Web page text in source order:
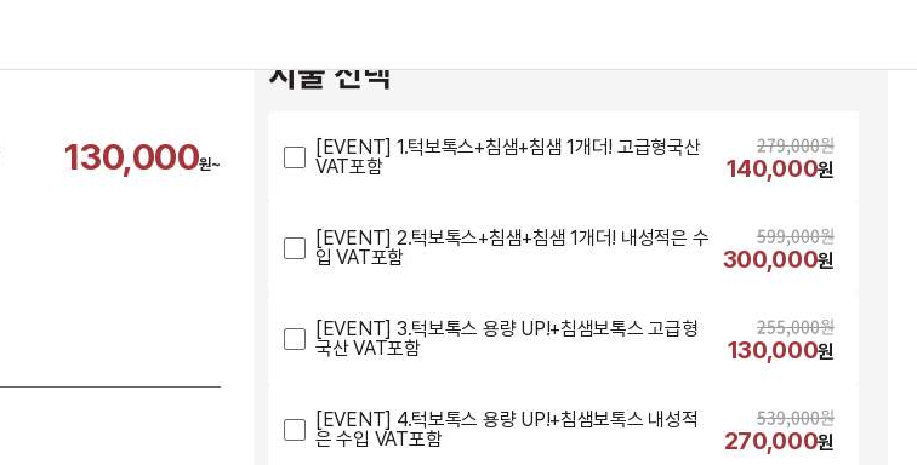
130,000원~
시술 선택
[EVENT] 1.턱보톡스+침샘+침샘 1개더! 고급형국산
VAT포함
279,000원
140,000원
[EVENT] 2.턱보톡스+침샘+침샘 1개더! 내성적은 수
입 VAT포함
599,000원
300,000원
[EVENT] 3.턱보톡스 용량 UP!+침샘보톡스 고급형
국산 VAT포함
255,000원
130,000원
[EVENT] 4.턱보톡스 용량 UP!+침샘보톡스 내성적
은 수입 VAT포함
539,000원
270,000원